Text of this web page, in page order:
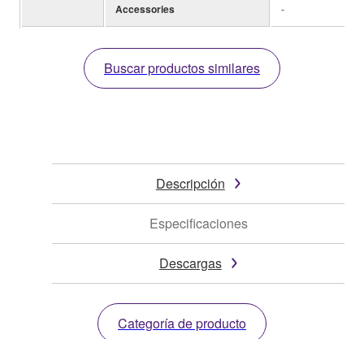
Accessories -
Buscar productos similares
Descripción
Especificaciones
Descargas
Categoría de producto